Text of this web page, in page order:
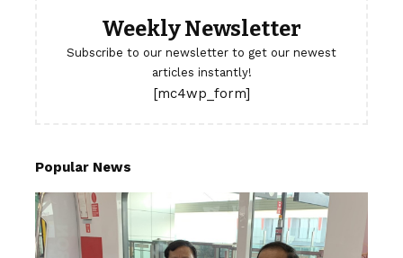
Weekly Newsletter
Subscribe to our newsletter to get our newest
articles instantly!
[mc4wp_form]
Popular News